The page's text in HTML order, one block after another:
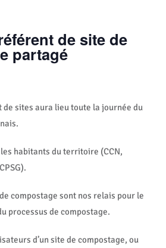
de site de
partagé
sites aura lieu toute la journée du
habitants du territoire (CCN,
compostage sont nos relais pour le
processus de compostage.
d’un site de compostage, ou